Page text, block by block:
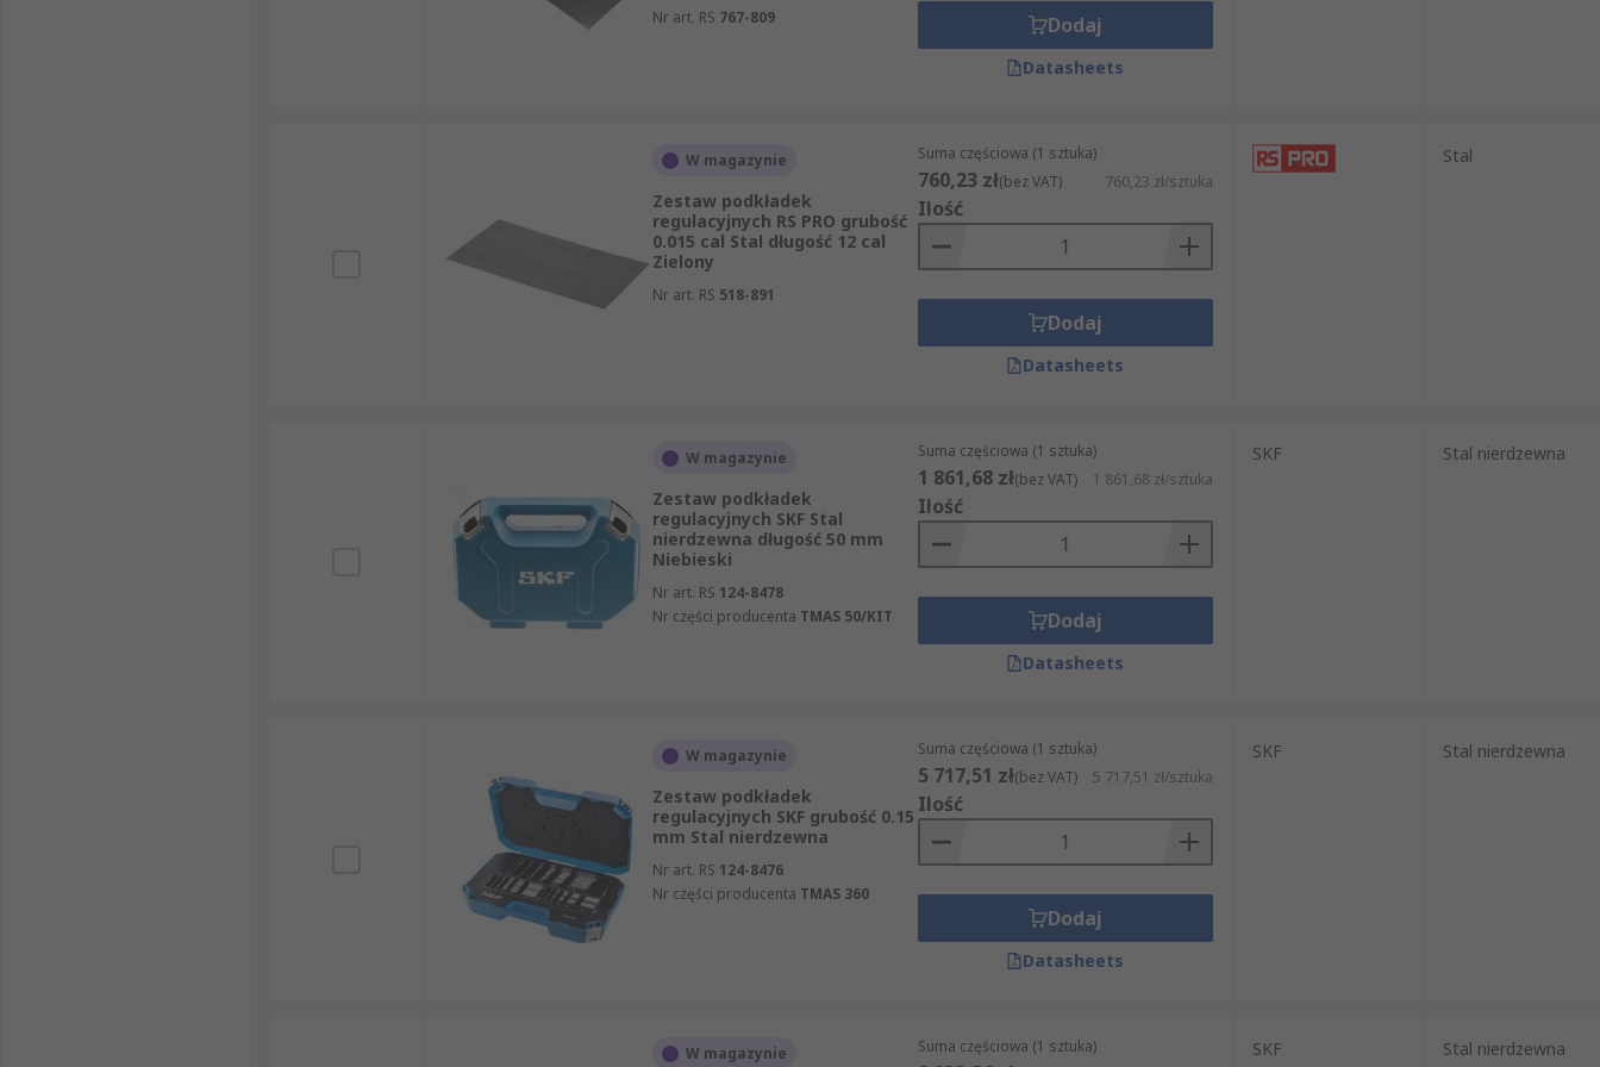
Nr art. RS 767-809 Dodaj
Datasheets
W magazynie
Zestaw podkładek
regulacyjnych RS PRO grubość
0.015 cal Stal długość 12 cal
Zielony
Nr art. RS 518-891
Suma częściowa (1 sztuka)
760,23 zł(bez VAT) 760,23 zł/sztuka
Ilość
Dodaj
Datasheets
Stal
W magazynie
Zestaw podkładek
regulacyjnych SKF Stal
nierdzewna długość 50 mm
Niebieski
Nr art. RS 124-8478
Nr części producenta TMAS 50/KIT
Suma częściowa (1 sztuka)
1 861,68 zł(bez VAT) 1 861,68 zł/sztuka
Ilość
Dodaj
Datasheets
SKF Stal nierdzewna
W magazynie
Zestaw podkładek
regulacyjnych SKF grubość 0.15
mm Stal nierdzewna
Nr art. RS 124-8476
Nr części producenta TMAS 360
Suma częściowa (1 sztuka)
5 717,51 zł(bez VAT) 5 717,51 zł/sztuka
Ilość
Dodaj
Datasheets
SKF Stal nierdzewna
W magazynie Suma częściowa (1 sztuka) SKF Stal nierdzewna